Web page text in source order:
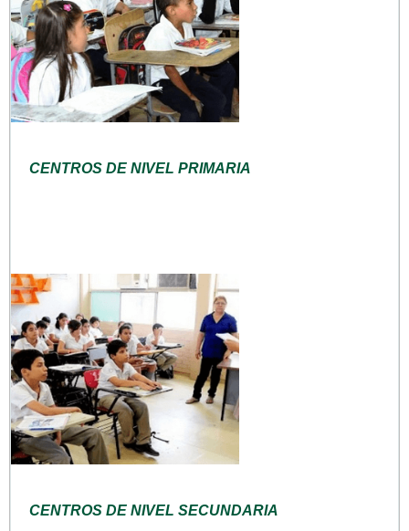
CENTROS DE NIVEL PRIMARIA
CENTROS DE NIVEL SECUNDARIA